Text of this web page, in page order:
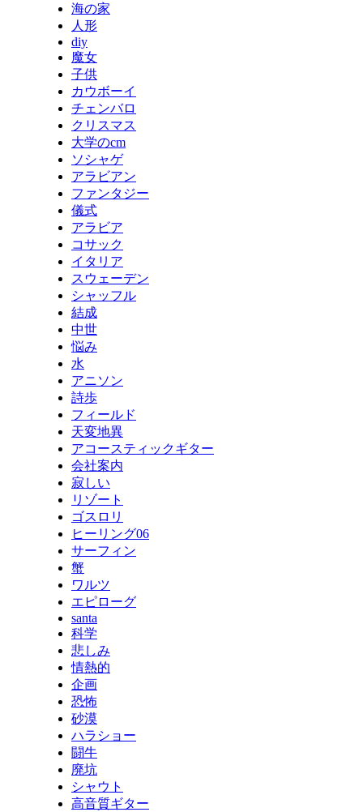
海の家
人形
diy
魔女
子供
カウボーイ
チェンバロ
クリスマス
大学のcm
ソシャゲ
アラビアン
ファンタジー
儀式
アラビア
コサック
イタリア
スウェーデン
シャッフル
結成
中世
悩み
水
アニソン
詩歩
フィールド
天変地異
アコースティックギター
会社案内
寂しい
リゾート
ゴスロリ
ヒーリング06
サーフィン
蟹
ワルツ
エピローグ
santa
科学
悲しみ
情熱的
企画
恐怖
砂漠
ハラショー
闘牛
廃坑
シャウト
高音質ギター